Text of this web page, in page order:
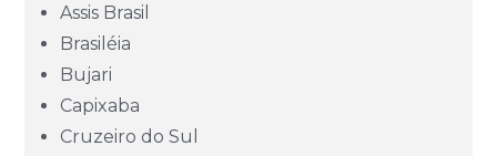
Goiás (GO)
Assis Brasil
Brasiléia
Bujari
Capixaba
Cruzeiro do Sul